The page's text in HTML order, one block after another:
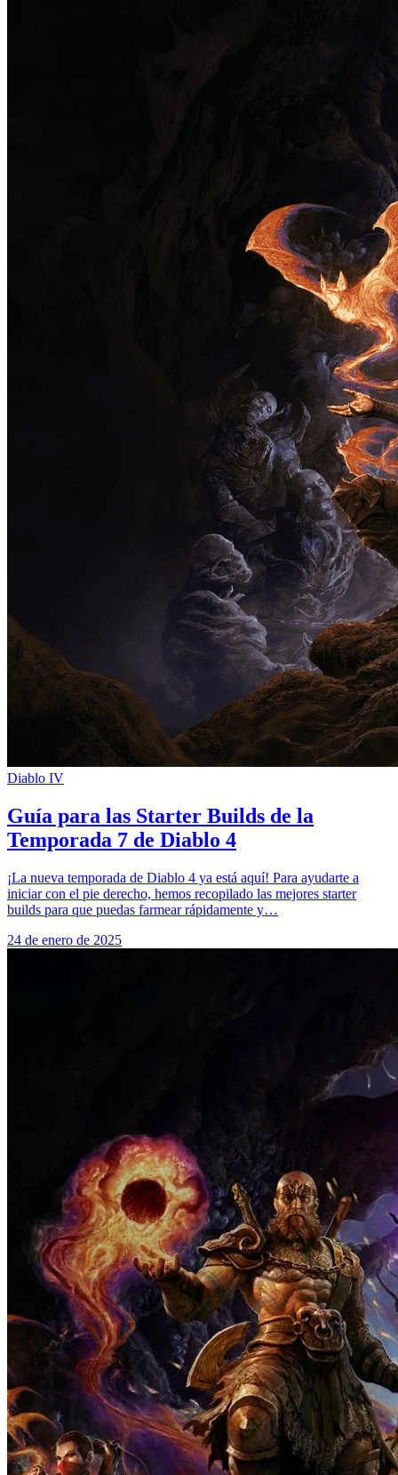
Diablo IV
Guía para las Starter Builds de la
Temporada 7 de Diablo 4
¡La nueva temporada de Diablo 4 ya está aquí! Para ayudarte a
iniciar con el pie derecho, hemos recopilado las mejores starter
builds para que puedas farmear rápidamente y…
24 de enero de 2025